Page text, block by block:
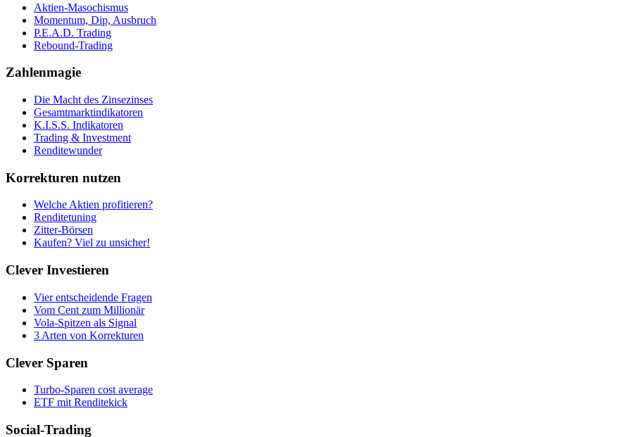
Aktien-Masochismus
Momentum, Dip, Ausbruch
P.E.A.D. Trading
Rebound-Trading
Zahlenmagie
Die Macht des Zinsezinses
Gesamtmarktindikatoren
K.I.S.S. Indikatoren
Trading & Investment
Renditewunder
Korrekturen nutzen
Welche Aktien profitieren?
Renditetuning
Zitter-Börsen
Kaufen? Viel zu unsicher!
Clever Investieren
Vier entscheidende Fragen
Vom Cent zum Millionär
Vola-Spitzen als Signal
3 Arten von Korrekturen
Clever Sparen
Turbo-Sparen cost average
ETF mit Renditekick
Social-Trading